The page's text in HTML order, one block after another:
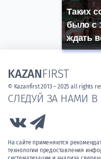
Таких
было с
ждать
СЛЕДУЙ ЗА НАМИ В
Link to Vk
На сайте применяются
технологии предоставления
KAZANFIRST
© Kazanfirst 2013 – 2025 all rights